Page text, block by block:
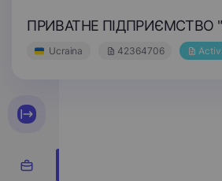
ПРИВАТНЕ ПІДПРИЄМСТВО
Ucraina 42364706